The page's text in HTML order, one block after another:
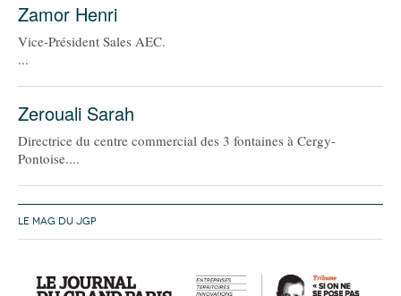
Zamor Henri
Vice-Président Sales AEC.
...
Zerouali Sarah
Directrice du centre commercial des 3 fontaines à Cergy-
Pontoise....
LE MAG DU JGP